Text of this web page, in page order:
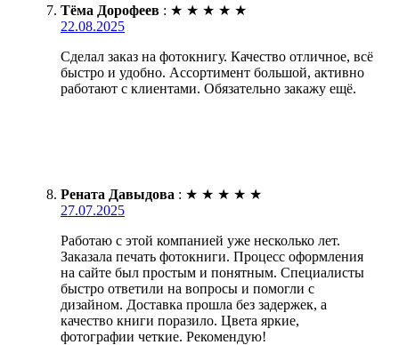
Тёма Дорофеев : ★ ★ ★ ★ ★
22.08.2025
Сделал заказ на фотокнигу. Качество отличное, всё
быстро и удобно. Ассортимент большой, активно
работают с клиентами. Обязательно закажу ещё.
Рената Давыдова : ★ ★ ★ ★ ★
27.07.2025
Работаю с этой компанией уже несколько лет.
Заказала печать фотокниги. Процесс оформления
на сайте был простым и понятным. Специалисты
быстро ответили на вопросы и помогли с
дизайном. Доставка прошла без задержек, а
качество книги поразило. Цвета яркие,
фотографии четкие. Рекомендую!